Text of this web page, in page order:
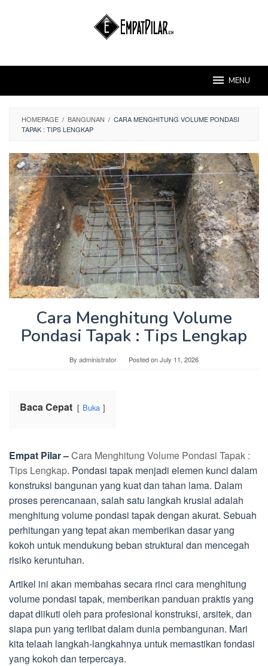
MENU
HOMEPAGE / BANGUNAN / CARA MENGHITUNG VOLUME PONDASI
TAPAK : TIPS LENGKAP
Cara Menghitung Volume
Pondasi Tapak : Tips Lengkap
By administrator Posted onJuly 11, 2026
Baca Cepat Buka
Empat Pilar –Cara Menghitung Volume Pondasi Tapak :
Tips Lengkap. Pondasi tapak menjadi elemen kunci dalam
konstruksi bangunan yang kuat dan tahan lama. Dalam
proses perencanaan, salah satu langkah krusial adalah
menghitung volume pondasi tapak dengan akurat. Sebuah
perhitungan yang tepat akan memberikan dasar yang
kokoh untuk mendukung beban struktural dan mencegah
risiko keruntuhan.
Artikel ini akan membahas secara rinci cara menghitung
volume pondasi tapak, memberikan panduan praktis yang
dapat diikuti oleh para profesional konstruksi, arsitek, dan
siapa pun yang terlibat dalam dunia pembangunan. Mari
kita telaah langkah-langkahnya untuk memastikan fondasi
yang kokoh dan terpercaya.